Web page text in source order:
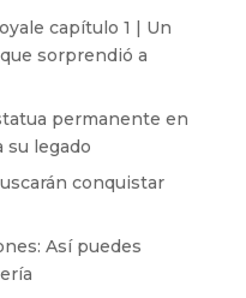
capítulo 1 | Un
sorprendió a
permanente en
su legado
conquistar
Así puedes